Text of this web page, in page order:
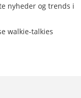
nyheder og trends i
walkie-talkies